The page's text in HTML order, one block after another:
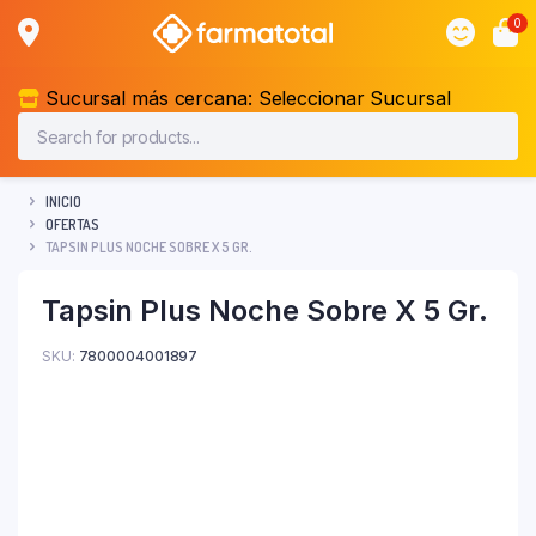
0
Sucursal más cercana: Seleccionar Sucursal
INICIO
OFERTAS
TAPSIN PLUS NOCHE SOBRE X 5 GR.
Tapsin Plus Noche Sobre X 5 Gr.
SKU: 7800004001897